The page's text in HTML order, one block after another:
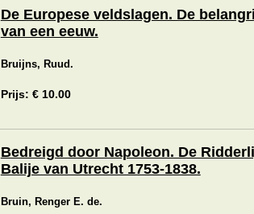
De Europese veldslagen. De
van een eeuw.
Bruijns, Ruud.
Prijs: € 10.00
Bedreigd door Napoleon. De
Balije van Utrecht 1753-1838.
Bruin, Renger E. de.